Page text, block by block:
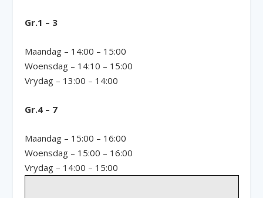
Gr.1 – 3
Maandag – 14:00 – 15:00
Woensdag – 14:10 – 15:00
Vrydag – 13:00 – 14:00
Gr.4 – 7
Maandag – 15:00 – 16:00
Woensdag – 15:00 – 16:00
Vrydag – 14:00 – 15:00